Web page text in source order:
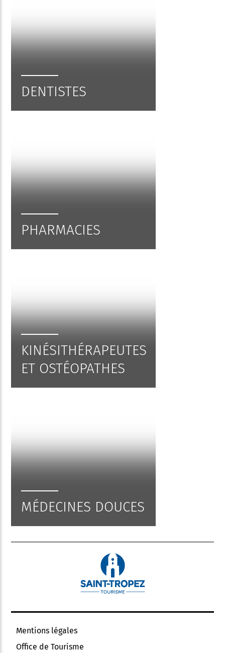
DENTISTES
PHARMACIES
KINÉSITHÉRAPEUTES
ET OSTÉOPATHES
MÉDECINES DOUCES
Mentions légales
Office de Tourisme